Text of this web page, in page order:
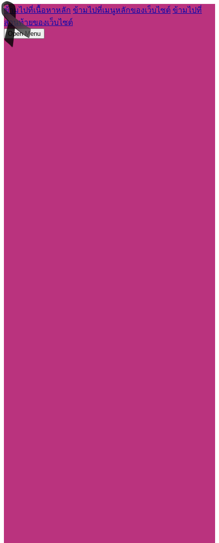
ข้ามไปที่เนื้อหาหลัก ข้ามไปที่เมนูหลักของเว็บไซต์ ข้ามไปที่
ส่วนท้ายของเว็บไซต์
Open Menu